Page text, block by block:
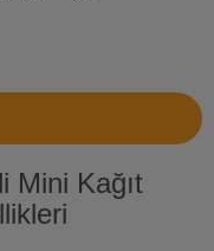
Mini Kağıt